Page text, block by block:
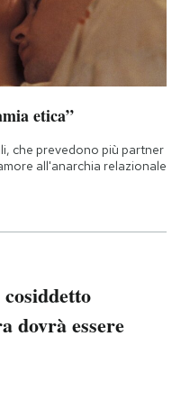
etica”
che prevedono più partner
all'anarchia relazionale
dovrà essere